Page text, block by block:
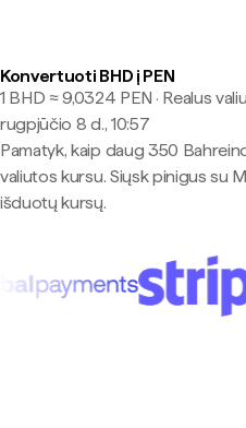
Konvertuoti BHD į PEN
1 BHD ≈ 9,0324 PEN · Realus
rugpjūčio 8 d., 10:57
Pamatyk, kaip daug 350
valiutos kursu. Siųsk pinigus su
išduotų kursų.